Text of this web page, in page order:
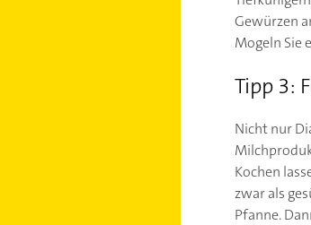
Gewürzen
Mogeln Sie
Tipp 3:
Nicht nur
Kochen
zwar als
Pfanne.